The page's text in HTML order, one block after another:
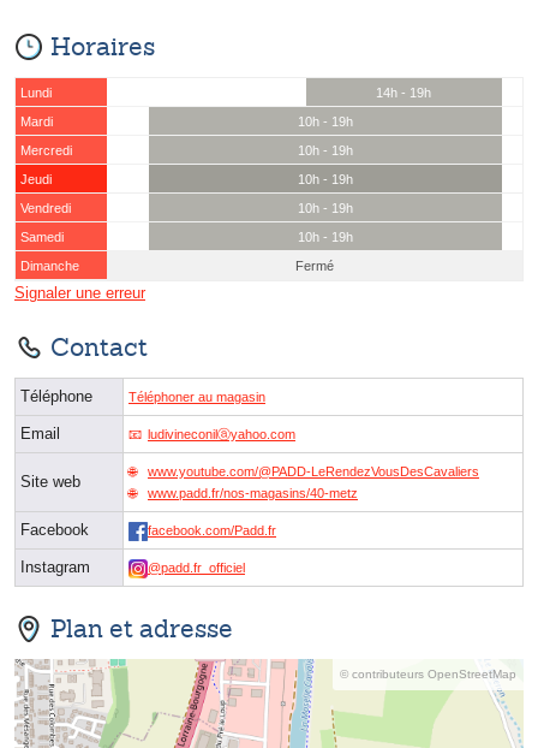
Horaires
Lundi
14h - 19h
Mardi
10h - 19h
Mercredi
10h - 19h
Jeudi
10h - 19h
Vendredi
10h - 19h
Samedi
10h - 19h
Dimanche
Fermé
Signaler une erreur
Contact
Téléphone Téléphoner au magasin
Email ludivineconilⓐyahoo.com
Site web
www.youtube.com/@PADD-LeRendezVousDesCavaliers
www.padd.fr/nos-magasins/40-metz
Facebook facebook.com/Padd.fr
Instagram @padd.fr_officiel
Plan et adresse
© contributeurs OpenStreetMap